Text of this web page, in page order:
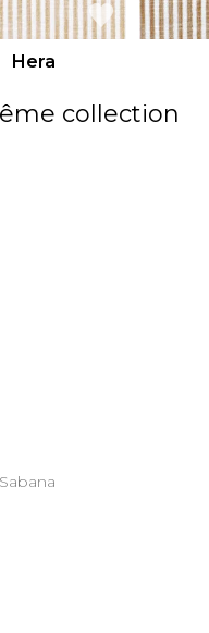
Hera
collection
Sabana